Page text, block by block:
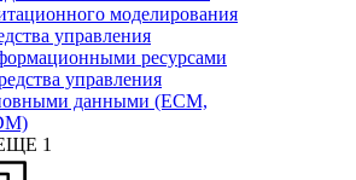
моделирования
управления
ресурсами
управления
данными (ECM,
1